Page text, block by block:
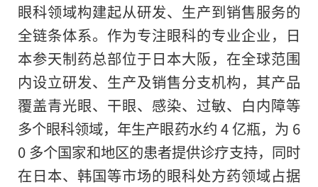
眼科领域构建起从研发、生产到销售服务的
全链条体系。作为专注眼科的专业企业，日
本参天制药总部位于日本大阪，在全球范围
内设立研发、生产及销售分支机构，其产品
覆盖青光眼、干眼、感染、过敏、白内障等
多个眼科领域，年生产眼药水约 4 亿瓶，为 6
0 多个国家和地区的患者提供诊疗支持，同时
在日本、韩国等市场的眼科处方药领域占据